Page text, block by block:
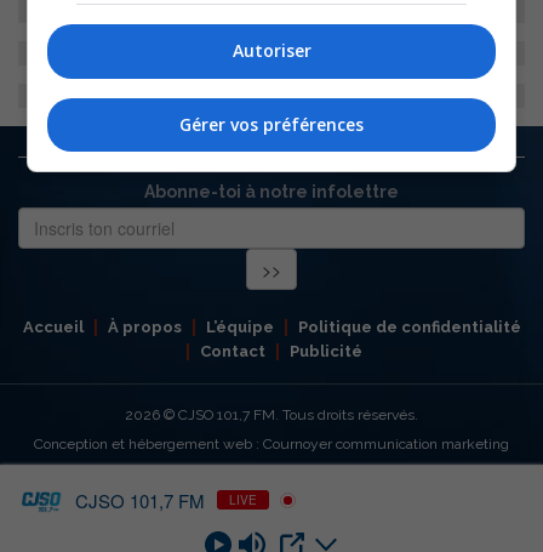
Abonne-toi à notre infolettre
Accueil À propos L’équipe
Politique de confidentialité
Contact
Publicité
2026 © CJSO 101,7 FM. Tous droits réservés.
Conception et hébergement web : Cournoyer communication marketing
CJSO 101,7 FM LIVE
Autoriser
Gérer vos préférences